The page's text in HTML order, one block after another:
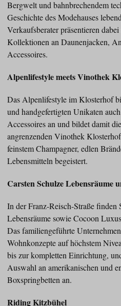
Bergwelt und bahnbrechendem
Geschichte des Modehauses
Verkaufsberater präsentieren
Kollektionen an Daunenjacken,
Accessoires.
Alpenlifestyle meets Vinothek
Das Alpenlifestyle im Klosterhof
und handgefertigten Unikaten
Accessoires an und bildet damit
angrenzenden Vinothek
feinstem Champagner, edlen
Lebensmitteln begeistert.
Carsten Schulze Lebensräume
In der Franz-Reisch-Straße finden
Lebensräume sowie Cocoon
Das familiengeführte
Wohnkonzepte auf höchstem
bis zur kompletten Einrichtung,
Auswahl an amerikanischen und
Boxspringbetten an.
Riding Kitzbühel